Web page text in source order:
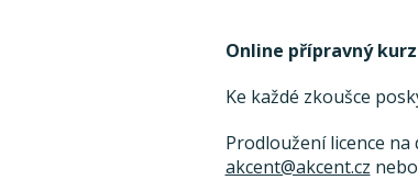
Online přípravný
Ke každé zkoušce
Prodloužení licence
akcent@akcent.cz